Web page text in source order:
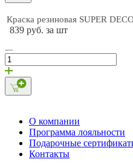
Краска резиновая SUPER
839 руб. за шт
О компании
Программа лояльности
Подарочные
Контакты